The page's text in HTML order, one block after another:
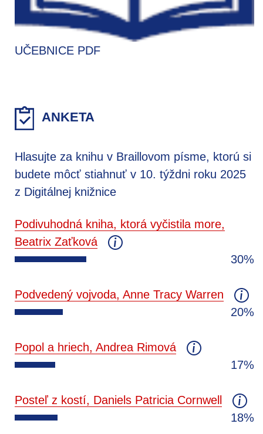
UČEBNICE PDF
ANKETA
Hlasujte za knihu v Braillovom písme, ktorú si
budete môcť stiahnuť v 10. týždni roku 2025
z Digitálnej knižnice
Podivuhodná kniha, ktorá vyčistila more,
Beatrix Zaťková
30%
Podvedený vojvoda, Anne Tracy Warren
20%
Popol a hriech, Andrea Rimová
17%
Posteľ z kostí, Daniels Patricia Cornwell
18%